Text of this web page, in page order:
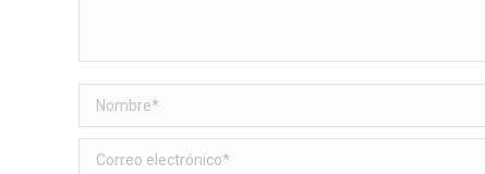
Nombre *
Correo electrónico *